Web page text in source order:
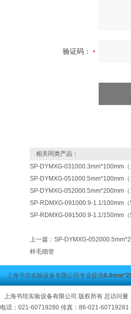
验证码：
相关同类产品：
SP-DYMXG-031000.3mm*100mm
SP-DYMXG-051000.5mm*100mm
SP-DYMXG-052000.5mm*200mm
SP-RDMXG-091000.9-1.1/100mm
SP-RDMXG-091500.9-1.1/150mm
上一篇： SP-DYMXG-
样毛细管
上海书培实验设备有限公司专业提供
上海书培实验设备有限公司 版权所有 总访问量
电话：021-60719280 传真：86-021-